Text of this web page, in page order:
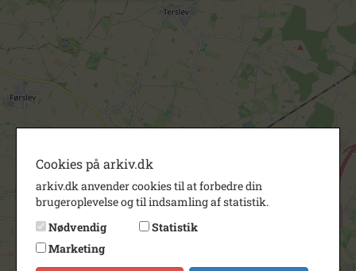
Cookies på arkiv.dk
arkiv.dk anvender cookies til at forbedre din
brugeroplevelse og til indsamling af statistik.
Nødvendig
Statistik
Marketing